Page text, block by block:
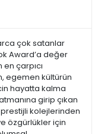
çok satanlar
Award’a değer
çarpıcı
egemen kültürün
hayatta kalma
girip çıkan
prestijli kolejlerinden
özgürlükler için